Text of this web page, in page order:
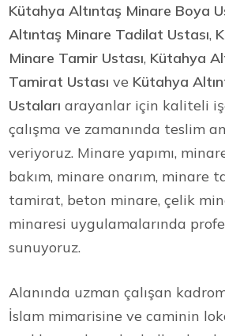
Kütahya Altıntaş Minare Boya
Altıntaş Minare Tadilat Ustası,
Minare Tamir Ustası, Kütahya
Tamirat Ustası ve Kütahya
Ustaları arayanlar için kaliteli
çalışma ve zamanında teslim
veriyoruz. Minare yapımı,
bakım, minare onarım, minare
tamirat, beton minare, çelik
minaresi uygulamalarında
sunuyoruz.
Alanında uzman çalışan
İslam mimarisine ve caminin